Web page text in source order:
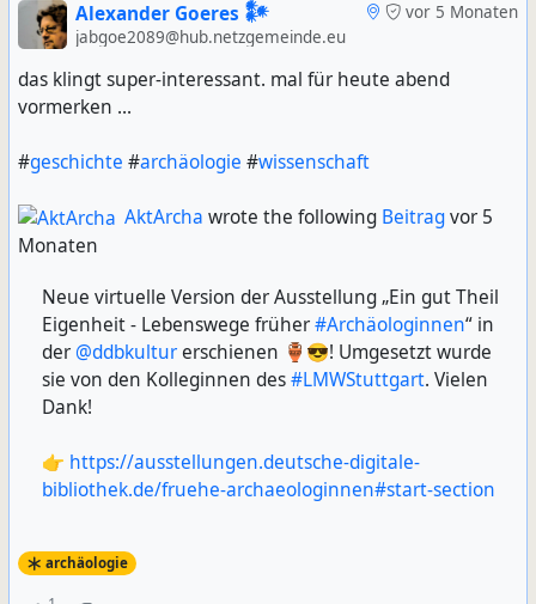
vor 5 Monaten
Alexander Goeres 𒀯
jabgoe2089@hub.netzgemeinde.eu
das klingt super-interessant. mal für heute abend
vormerken ...
#geschichte #archäologie #wissenschaft
AktArcha wrote the following Beitragvor 5
Monaten
Neue virtuelle Version der Ausstellung „Ein gut Theil
Eigenheit - Lebenswege früher#Archäologinnen“ in
der @ddbkulturerschienen 🏺😎! Umgesetzt wurde
sie von den Kolleginnen des#LMWStuttgart. Vielen
Dank!
👉 https://ausstellungen.deutsche-digitale-
bibliothek.de/fruehe-archaeologinnen#start-section
archäologie